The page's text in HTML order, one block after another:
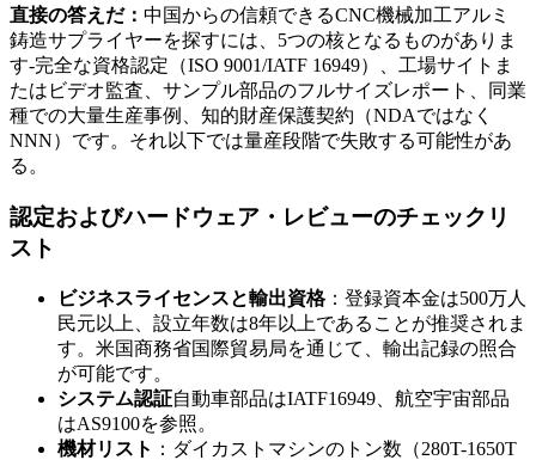
直接の答えだ： 中国からの信頼できるCNC機械加工アルミ
鋳造サプライヤーを探すには、5つの核となるものがありま
す-完全な資格認定（ISO 9001/IATF 16949）、工場サイトま
たはビデオ監査、サンプル部品のフルサイズレポート、同業
種での大量生産事例、知的財産保護契約（NDAではなく
NNN）です。それ以下では量産段階で失敗する可能性があ
る。
認定およびハードウェア・レビューのチェックリ
スト
ビジネスライセンスと輸出資格：登録資本金は500万人
民元以上、設立年数は8年以上であることが推奨されま
す。米国商務省国際貿易局を通じて、輸出記録の照合
が可能です。
システム認証自動車部品はIATF16949、航空宇宙部品
はAS9100を参照。
機材リスト ：ダイカストマシンのトン数（280T-1650T